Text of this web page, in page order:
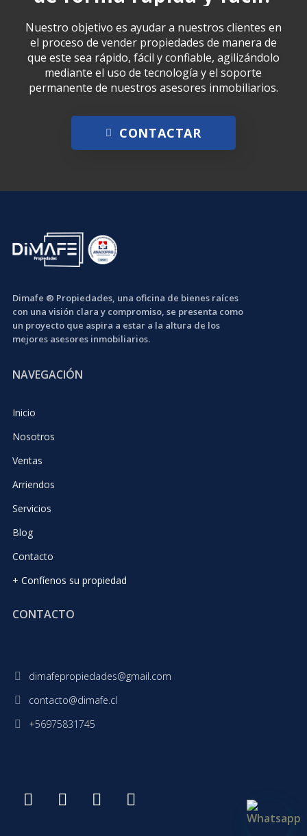
Nuestro objetivo es ayudar a nuestros clientes en
el proceso de vender propiedades de manera de
que este sea rápido, fácil y confiable, agilizándolo
mediante el uso de tecnología y el soporte
permanente de nuestros asesores inmobiliarios.
CONTACTAR
Dimafe ® Propiedades, una oficina de bienes raíces
con una visión clara y compromiso, se presenta como
un proyecto que aspira a estar a la altura de los
mejores asesores inmobiliarios.
NAVEGACIÓN
Inicio
Nosotros
Ventas
Arriendos
Servicios
Blog
Contacto
+ Confíenos su propiedad
CONTACTO
contacto@dimafe.cl
+56975831745